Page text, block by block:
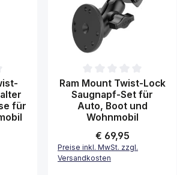
von 0 von 5 Sternen
für
Durchschnittliche Bewertung
Ram Mount Twist-Lock
Saugnapf-Set für
Auto, Boot und
Wohnmobil
Regulärer Preis:
€ 69,95
Preise inkl. MwSt. zzgl.
Versandkosten